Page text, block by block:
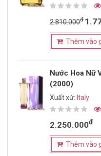
2.810.000đ
Thêm vào
Nước Hoa Nữ
(2000)
Xuất xứ: Italy
2.250.000đ
Thêm vào